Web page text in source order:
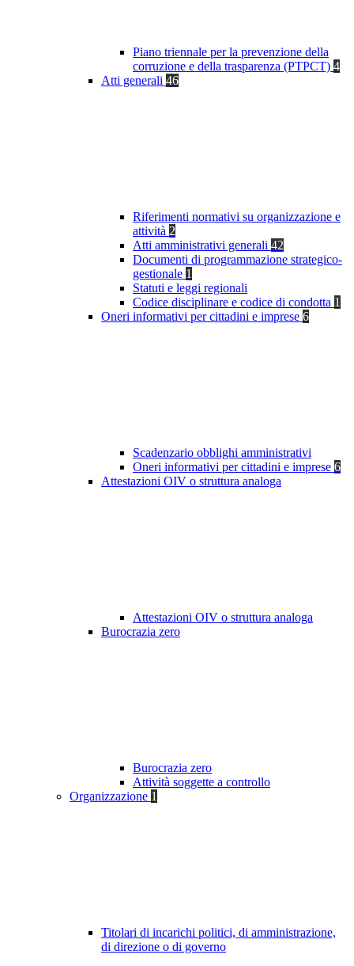
Piano triennale per la prevenzione della
corruzione e della trasparenza (PTPCT) 4
Atti generali 46
Riferimenti normativi su organizzazione e
attività 2
Atti amministrativi generali 42
Documenti di programmazione strategico-
gestionale 1
Statuti e leggi regionali
Codice disciplinare e codice di condotta 1
Oneri informativi per cittadini e imprese 6
Scadenzario obblighi amministrativi
Oneri informativi per cittadini e imprese 6
Attestazioni OIV o struttura analoga
Attestazioni OIV o struttura analoga
Burocrazia zero
Burocrazia zero
Attività soggette a controllo
Organizzazione 1
Titolari di incarichi politici, di amministrazione,
di direzione o di governo